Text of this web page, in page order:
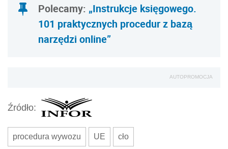
Polecamy: „Instrukcje księgowego.
101 praktycznych procedur z bazą
narzędzi online”
AUTOPROMOCJA
Źródło:
procedura wywozu UE cło